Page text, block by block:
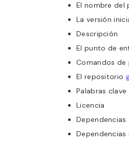
El nombre del
La versión
Descripción
El punto de
Comandos de
El repositorio
Palabras clave
Licencia
Dependencias